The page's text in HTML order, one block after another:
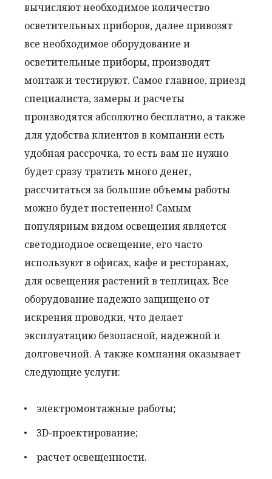
вычисляют необходимое количество
осветительных приборов, далее привозят
все необходимое оборудование и
осветительные приборы, производят
монтаж и тестируют. Самое главное, приезд
специалиста, замеры и расчеты
производятся абсолютно бесплатно, а также
для удобства клиентов в компании есть
удобная рассрочка, то есть вам не нужно
будет сразу тратить много денег,
рассчитаться за большие объемы работы
можно будет постепенно! Самым
популярным видом освещения является
светодиодное освещение, его часто
используют в офисах, кафе и ресторанах,
для освещения растений в теплицах. Все
оборудование надежно защищено от
искрения проводки, что делает
эксплуатацию безопасной, надежной и
долговечной. А также компания оказывает
следующие услуги:
электромонтажные работы;
3D-проектирование;
расчет освещенности.